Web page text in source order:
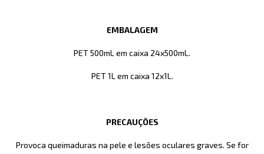
EMBALAGEM
PET 500mL em caixa 24x500mL.
PET 1L em caixa 12x1L.
PRECAUÇÕES
Provoca queimaduras na pele e lesões oculares graves. Se for